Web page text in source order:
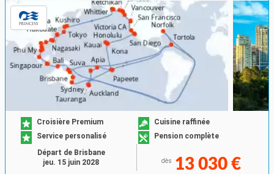
Croisière Premium
Cuisine raffinée
Service personalisé
Pension complète
dès 13 030 €
Départ de Brisbane
jeu. 15 juin 2028